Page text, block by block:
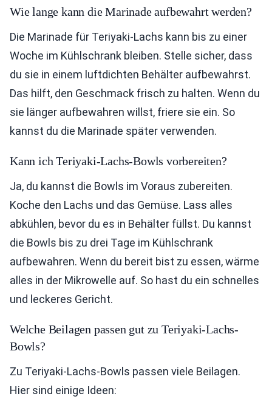
Wie lange kann die Marinade aufbewahrt werden?
Die Marinade für Teriyaki-Lachs kann bis zu einer
Woche im Kühlschrank bleiben. Stelle sicher, dass
du sie in einem luftdichten Behälter aufbewahrst.
Das hilft, den Geschmack frisch zu halten. Wenn du
sie länger aufbewahren willst, friere sie ein. So
kannst du die Marinade später verwenden.
Kann ich Teriyaki-Lachs-Bowls vorbereiten?
Ja, du kannst die Bowls im Voraus zubereiten.
Koche den Lachs und das Gemüse. Lass alles
abkühlen, bevor du es in Behälter füllst. Du kannst
die Bowls bis zu drei Tage im Kühlschrank
aufbewahren. Wenn du bereit bist zu essen, wärme
alles in der Mikrowelle auf. So hast du ein schnelles
und leckeres Gericht.
Welche Beilagen passen gut zu Teriyaki-Lachs-
Bowls?
Zu Teriyaki-Lachs-Bowls passen viele Beilagen.
Hier sind einige Ideen: